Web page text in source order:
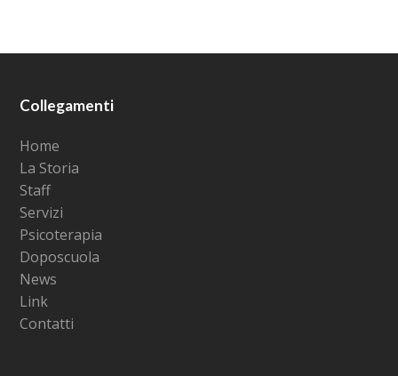
Collegamenti
Home
La Storia
Staff
Servizi
Psicoterapia
Doposcuola
News
Link
Contatti